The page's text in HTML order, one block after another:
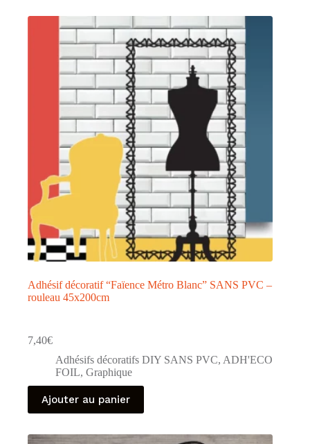
peuvent
choisies
Adhésif décoratif “Faïence Métro Blanc” SANS PVC –
rouleau 45x200cm
7,40€
Adhésifs décoratifs DIY SANS PVC, ADH'ECO
FOIL, Graphique
Ajouter au panier